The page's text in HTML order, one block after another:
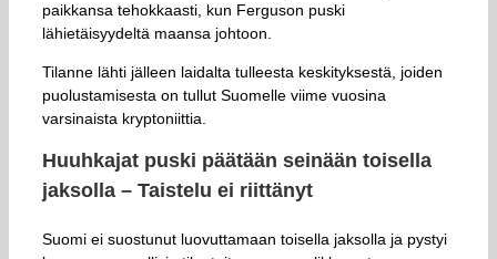
paikkansa tehokkaasti, kun Ferguson puski
lähietäisyydeltä maansa johtoon.
Tilanne lähti jälleen laidalta tulleesta keskityksestä, joiden
puolustamisesta on tullut Suomelle viime vuosina
varsinaista kryptoniittia.
Huuhkajat puski päätään seinään toisella
jaksolla – Taistelu ei riittänyt
Suomi ei suostunut luovuttamaan toisella jaksolla ja pystyi